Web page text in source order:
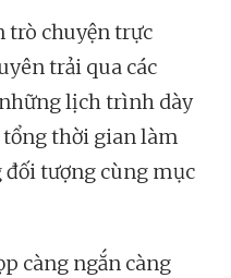
trò chuyện trực
trải qua các
lịch trình dày
tổng thời gian làm
đối tượng cùng mục
càng ngắn càng